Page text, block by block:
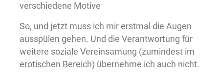
verschiedene Motive
So, und jetzt muss ich mir erstmal die Augen
ausspülen gehen. Und die Verantwortung für
weitere soziale Vereinsamung (zumindest im
erotischen Bereich) übernehme ich auch nicht.